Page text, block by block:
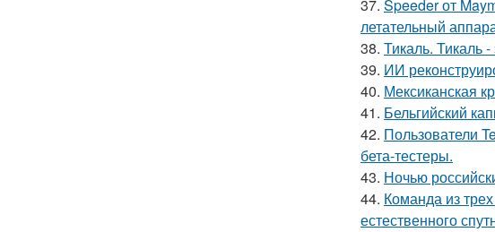
37. Speeder от
летательный
38. Тикаль. Тикаль
39. ИИ
40. Мексиканская
41. Бельгийский
42. Пользователи
бета-тестеры.
43. Ночью
44. Команда из
естественного